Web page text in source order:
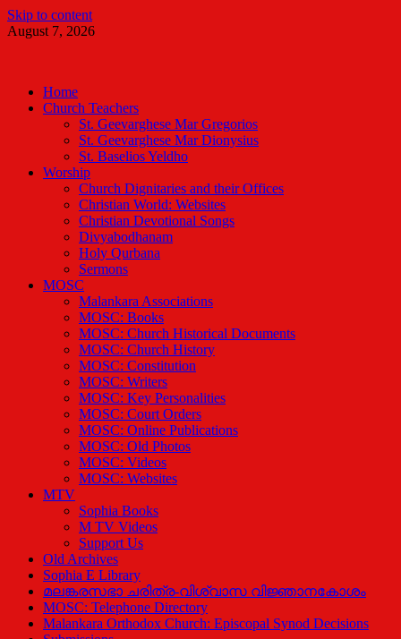
Skip to content
August 7, 2026
Home
Church Teachers
St. Geevarghese Mar Gregorios
St. Geevarghese Mar Dionysius
St. Baselios Yeldho
Worship
Church Dignitaries and their Offices
Christian World: Websites
Christian Devotional Songs
Divyabodhanam
Holy Qurbana
Sermons
MOSC
Malankara Associations
MOSC: Books
MOSC: Church Historical Documents
MOSC: Church History
MOSC: Constitution
MOSC: Writers
MOSC: Key Personalities
MOSC: Court Orders
MOSC: Online Publications
MOSC: Old Photos
MOSC: Videos
MOSC: Websites
MTV
Sophia Books
M TV Videos
Support Us
Old Archives
Sophia E Library
മലങ്കരസഭാ ചരിത്ര-വിശ്വാസ വിജ്ഞാനകോശം
MOSC: Telephone Directory
Malankara Orthodox Church: Episcopal Synod Decisions